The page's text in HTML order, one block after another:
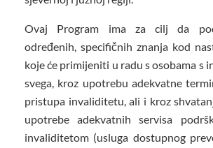
Ovaj Program ima za cilj da
određenih, specifičnih znanja kod
koje će primijeniti u radu s osobama s
svega, kroz upotrebu adekvatne
pristupa invaliditetu, ali i kroz
upotrebe adekvatnih servisa
invaliditetom (usluga dostupnog